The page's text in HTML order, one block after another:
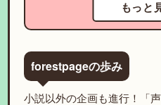
もっと
forestpageの歩み
小説以外の企画も進行！「